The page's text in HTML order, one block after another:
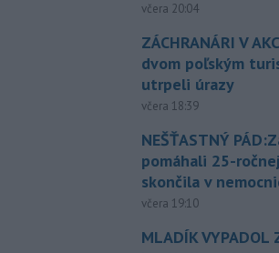
včera 20:04
ZÁCHRANÁRI V
dvom poľským
utrpeli úrazy
včera 18:39
NEŠŤASTNÝ
pomáhali 25-
skončila v
včera 19:10
MLADÍK VYPADOL